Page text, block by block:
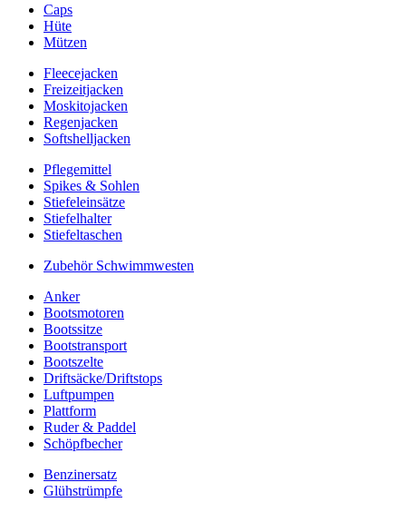
Caps
Hüte
Mützen
Fleecejacken
Freizeitjacken
Moskitojacken
Regenjacken
Softshelljacken
Pflegemittel
Spikes & Sohlen
Stiefeleinsätze
Stiefelhalter
Stiefeltaschen
Zubehör Schwimmwesten
Anker
Bootsmotoren
Bootssitze
Bootstransport
Bootszelte
Driftsäcke/Driftstops
Luftpumpen
Plattform
Ruder & Paddel
Schöpfbecher
Benzinersatz
Glühstrümpfe